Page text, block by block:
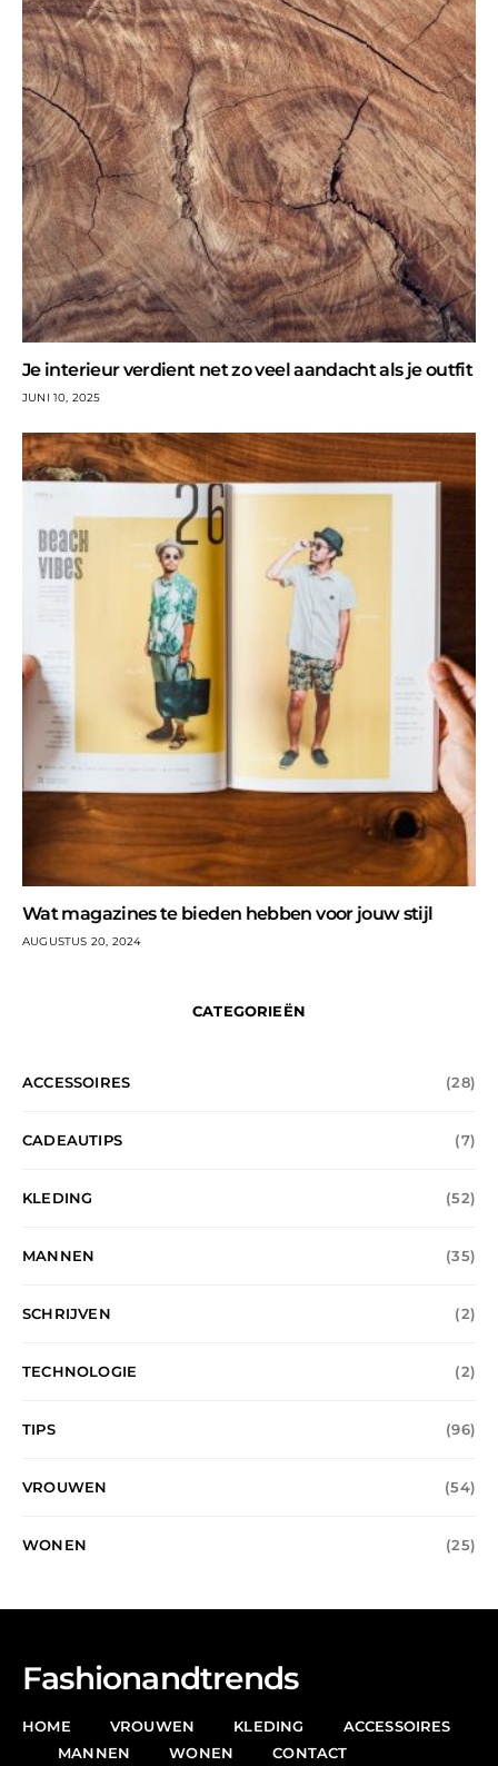
Je interieur verdient net zo veel aandacht als je outfit
JUNI 10, 2025
Wat magazines te bieden hebben voor jouw stijl
AUGUSTUS 20, 2024
CATEGORIEËN
ACCESSOIRES (28)
CADEAUTIPS (7)
KLEDING (52)
MANNEN (35)
SCHRIJVEN (2)
TECHNOLOGIE (2)
TIPS (96)
VROUWEN (54)
WONEN (25)
Fashionandtrends
HOME VROUWEN KLEDING
ACCESSOIRES
MANNEN
WONEN CONTACT